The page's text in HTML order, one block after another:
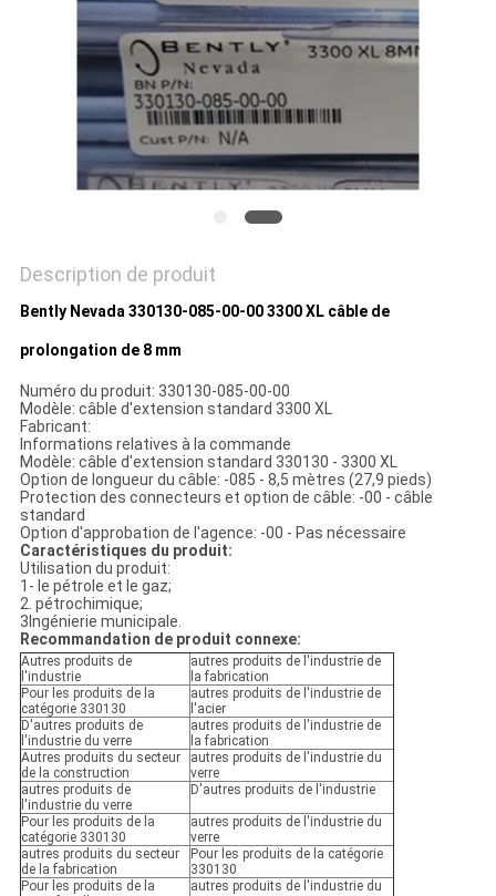
PLAN
POLITIQUE
CONFIDENTIALITÉ
Description de produit
Bently Nevada 330130-085-00-00 3300 XL câble de
prolongation de 8 mm
Numéro du produit: 330130-085-00-00
Modèle: câble d'extension standard 3300 XL
Fabricant:
Informations relatives à la commande
Modèle: câble d'extension standard 330130 - 3300 XL
Option de longueur du câble: -085 - 8,5 mètres (27,9 pieds)
Protection des connecteurs et option de câble: -00 - câble
standard
Option d'approbation de l'agence: -00 - Pas nécessaire
Caractéristiques du produit:
Utilisation du produit:
1- le pétrole et le gaz;
2. pétrochimique;
3Ingénierie municipale.
Recommandation de produit connexe:
Autres produits de
l'industrie
autres produits de l'industrie de
la fabrication
Pour les produits de la
catégorie 330130
autres produits de l'industrie de
l'acier
D'autres produits de
l'industrie du verre
autres produits de l'industrie de
la fabrication
Autres produits du secteur
de la construction
autres produits de l'industrie du
verre
autres produits de
l'industrie du verre
D'autres produits de l'industrie
Pour les produits de la
catégorie 330130
autres produits de l'industrie du
verre
autres produits du secteur
de la fabrication
Pour les produits de la catégorie
330130
Pour les produits de la
autres produits de l'industrie du